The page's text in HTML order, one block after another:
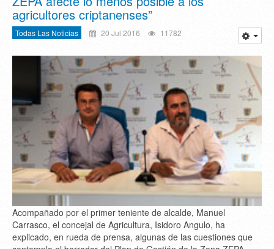
agricultores criptanenses”
Todas Las Noticias 20 Jul 2016 11782
Acompañado por el primer teniente de alcalde, Manuel
Carrasco, el concejal de Agricultura, Isidoro Angulo, ha
explicado, en rueda de prensa, algunas de las cuestiones que